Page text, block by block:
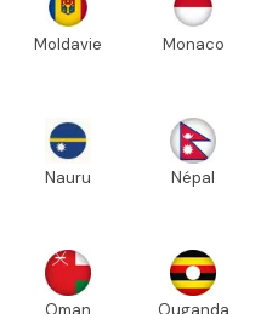
Moldavie Monaco
Nauru Népal
Oman Ouganda